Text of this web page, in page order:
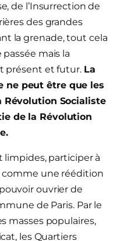
de l’Insurrection de
des grandes
la grenade, tout cela
mais la
présent et futur. La
ne peut être que les
Révolution Socialiste
de la Révolution
limpides, participer à
comme une réédition
ouvrier de
de Paris. Par le
masses populaires,
les Quartiers